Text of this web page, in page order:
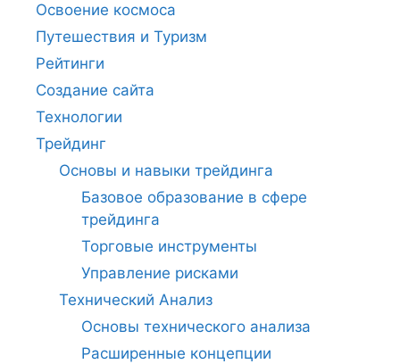
Освоение космоса
Путешествия и Туризм
Рейтинги
Создание сайта
Технологии
Трейдинг
Основы и навыки трейдинга
Базовое образование в сфере
трейдинга
Торговые инструменты
Управление рисками
Технический Анализ
Основы технического анализа
Расширенные концепции